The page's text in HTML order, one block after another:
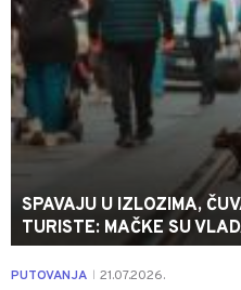
SPAVAJU U IZLOZIMA,
TURISTE: MAČKE SU
PUTOVANJA 21.07.2026.